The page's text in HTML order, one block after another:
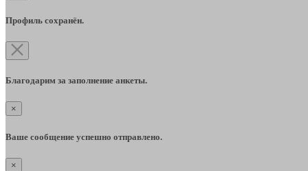
Профиль сохранён.
Благодарим за заполнение анкеты.
×
Ваше сообщение успешно отправлено.
×